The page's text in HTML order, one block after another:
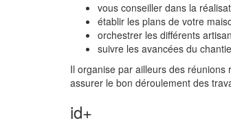
vous conseiller dans la
établir les plans de votre
orchestrer les différents
suivre les avancées du
Il organise par ailleurs des
assurer le bon déroulement des
id+